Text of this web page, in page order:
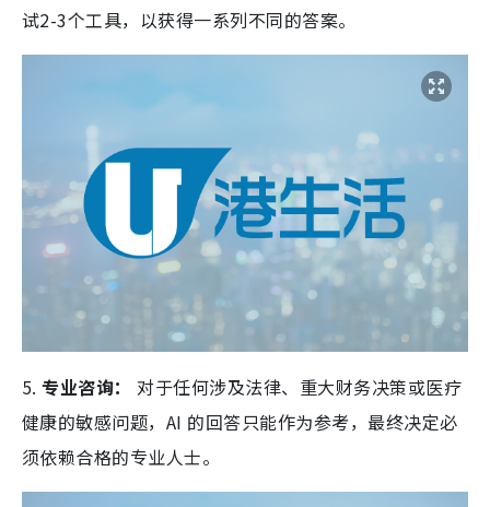
试2-3个工具，以获得一系列不同的答案。
5.专业咨询： 对于任何涉及法律、重大财务决策或医疗
健康的敏感问题，AI 的回答只能作为参考，最终决定必
须依赖合格的专业人士。